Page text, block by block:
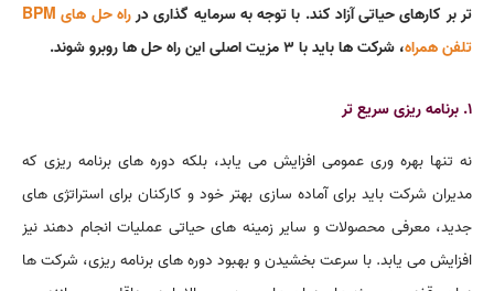
تر بر کارهای حیاتی آزاد کند. با توجه به سرمایه گذاری درراه حل های BPM
تلفن همراه، شرکت ها باید با 3 مزیت اصلی این راه حل ها روبرو شوند.
1. برنامه ریزی سریع تر
نه تنها بهره وری عمومی افزایش می یابد، بلکه دوره های برنامه ریزی که
مدیران شرکت باید برای آماده سازی بهتر خود و کارکنان برای استراتژی های
جدید، معرفی محصولات و سایر زمینه های حیاتی عملیات انجام دهند نیز
افزایش می یابد. با سرعت بخشیدن و بهبود دوره های برنامه ریزی، شرکت ها